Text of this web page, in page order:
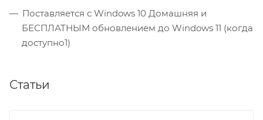
Поставляется с Windows 10 Домашняя и
БЕСПЛАТНЫМ обновлением до Windows 11 (когда
доступно1)
Статьи